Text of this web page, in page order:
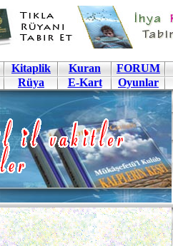
Kitaplik Kuran FORUM
Rüya E-Kart Oyunlar